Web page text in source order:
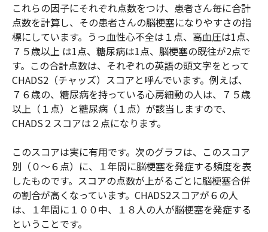
これらの因子にそれぞれ点数をつけ、患者さん毎に合計
点数を計算し、その患者さんの脳梗塞になりやすさの指
標にしています。うっ血性心不全は１点、 高血圧は1点、
７５歳以上 は1点、糖尿病は1点、脳梗塞の既往が2点で
す。この合計点数は、それぞれの英語の頭文字をとって
CHADS2（チャッズ）スコアと呼んでいます。例えば、
７６歳の、糖尿病を持っている心房細動の人は、７５歳
以上（１点）と糖尿病（１点）が該当しますので、
CHADS２スコアは２点になります。
このスコアは実に有用です。次のグラフは、このスコア
別（０～６点）に、１年間に脳梗塞を発症する頻度を表
したものです。スコアの点数が上がるごとに脳梗塞合併
の割合が高くなっています。CHADS2スコアが６の人
は、１年間に１００中、１８人の人が脳梗塞を発症する
ということです。